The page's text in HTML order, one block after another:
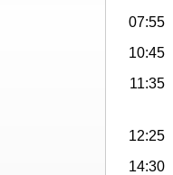
07:55
10:45
11:35
12:25
14:30